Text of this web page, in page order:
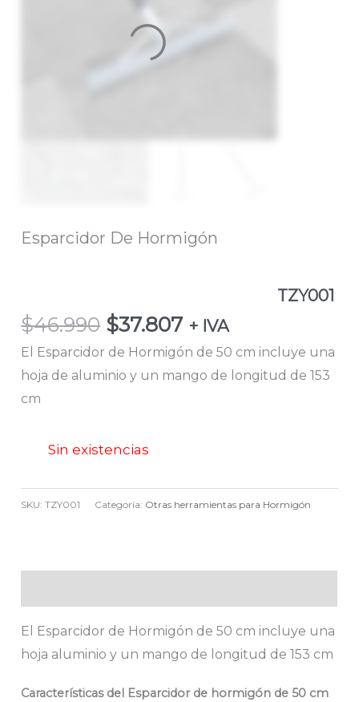
Esparcidor De Hormigón
TZY001
$46.990 $37.807 + IVA
El Esparcidor de Hormigón de 50 cm incluye una
hoja de aluminio y un mango de longitud de 153
cm
Sin existencias
SKU:TZY001 Categoría: Otras herramientas para Hormigón
El Esparcidor de Hormigón de 50 cm incluye una
hoja aluminio y un mango de longitud de 153 cm
Características del Esparcidor de hormigón de 50 cm